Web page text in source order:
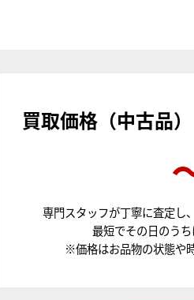
買取価格（中古品）
専門スタッフが丁寧に査定し
最短でその日のうち
※価格はお品物の状態や